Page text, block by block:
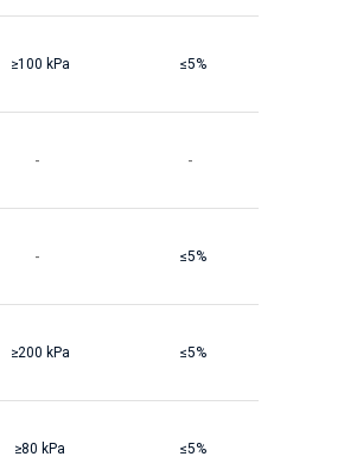
≥100 kPa ≤5%
- -
- ≤5%
≥200 kPa ≤5%
≥80 kPa ≤5%